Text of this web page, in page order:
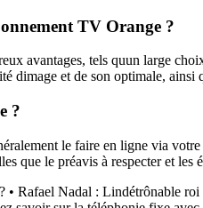
TV Orange ?
avantages, tels quun large
dimage et de son optimale,
?
le faire en ligne via
que le préavis à respecter et les
• Rafael Nadal : Lindétrônable roi